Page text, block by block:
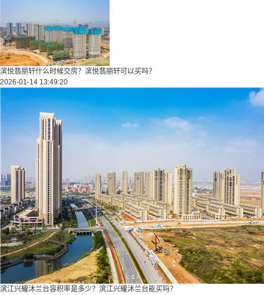
滨悦翡丽轩什么时候交房？滨悦翡丽轩可以买吗？
2026-01-14 13:49:20
滨江兴耀沐兰台容积率是多少？滨江兴耀沐兰台能买吗？